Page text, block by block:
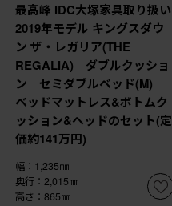
最高峰 IDC大塚家具取り扱い
2019年モデル キングスダウ
ン ザ・レガリア(THE
REGALIA) ダブルクッショ
ン セミダブルベッド(M)
ベッドマットレス&ボトムク
ッション&ヘッドのセット(定
価約141万円)
幅：1,235㎜
奥行：2,015㎜
高さ：865㎜